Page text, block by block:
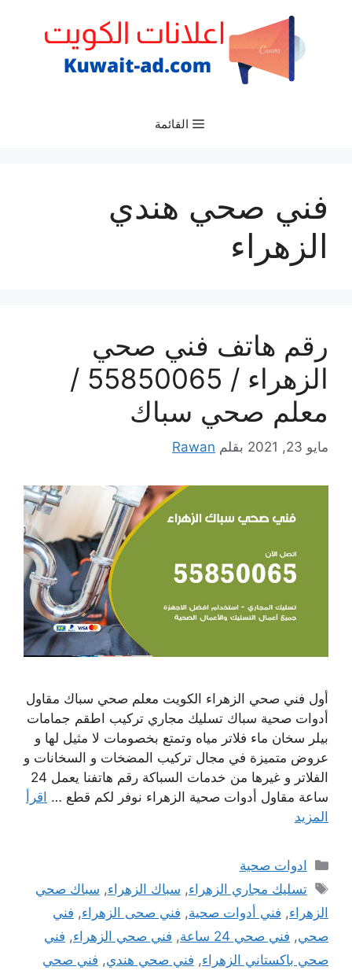
القائمة
فني صحي هندي
الزهراء
رقم هاتف فني صحي
الزهراء / 55850065 /
معلم صحي سباك
مايو 23, 2021 بقلم Rawan
أول فني صحي الزهراء الكويت معلم صحي سباك مقاول
أدوات صحية سباك تسليك مجاري تركيب اطقم جمامات
بيلر سخان ماء فلاتر مياه وتمتع بخصومات لا مثيل لها و
عروض متميزة في مجال تركيب المضخات و السخانات و
الفلاتر و غيرها من خدمات السباكة رقم هاتفنا يعمل 24
ساعة مقاول أدوات صحية الزهراء نوفر لكم قطع … اقرأ
المزيد
التصنيفات
ادوات صحية
الوسوم
تسليك مجاري الزهراء, سباك الزهراء, سباك صحي
الزهراء, فني أدوات صحية, فني صحى الزهراء, فني
صحي, فني صحي 24 ساعة , فني صحي الزهراء, فني
صحي باكستاني الزهراء, فني صحي هندي, فني صحي